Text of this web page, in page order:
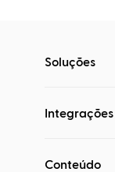
Soluções
Integrações
Conteúdo